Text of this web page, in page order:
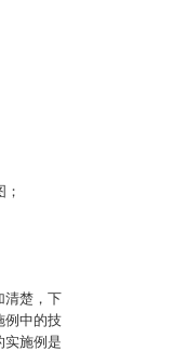
清楚，下
例中的技
实施例是